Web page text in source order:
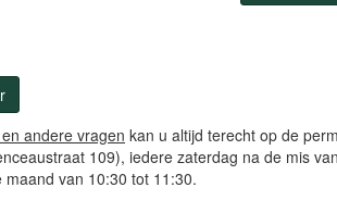
andere vragen kan u altijd terecht op de
109), iedere zaterdag na de mis
maand van 10:30 tot 11:30.